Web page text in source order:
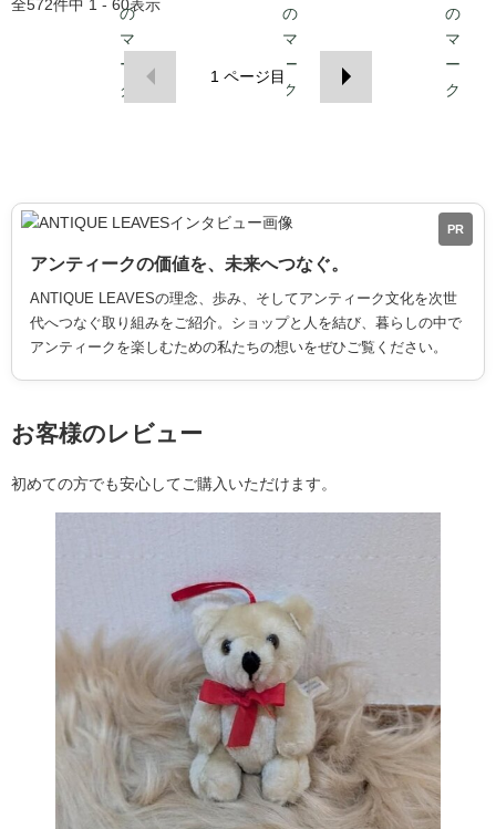
全572件中 1 - 60表示
1 ページ目
PR
アンティークの価値を、未来へつなぐ。
ANTIQUE LEAVESの理念、歩み、そしてアンティーク文化を次世
代へつなぐ取り組みをご紹介。ショップと人を結び、暮らしの中で
アンティークを楽しむための私たちの想いをぜひご覧ください。
お客様のレビュー
初めての方でも安心してご購入いただけます。